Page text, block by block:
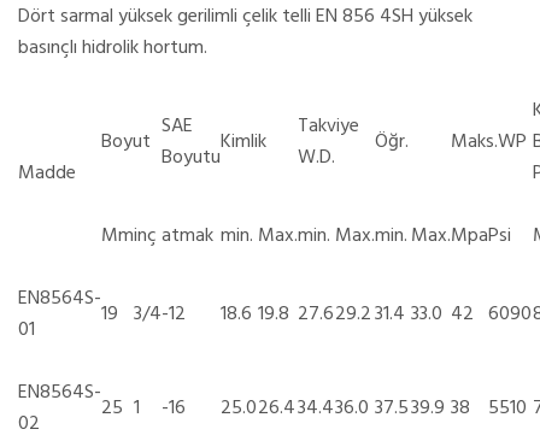
Dört sarmal yüksek gerilimli çelik telli EN 856 4SH yüksek
basınçlı hidrolik hortum.
Madde
Boyut SAE
BoyutuKimlik
Takviye
W.D.
Öğr. Maks.WP
Mminçatmak min. Max.min. Max.min.Max.MpaPsi
EN8564S-
01
19 3/4-12 18.6 19.8 27.629.231.4 33.0 42 6090
EN8564S-
02
25 1 -16 25.026.434.436.0 37.539.9 38 5510